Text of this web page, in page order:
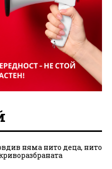
няма нито деца, нито